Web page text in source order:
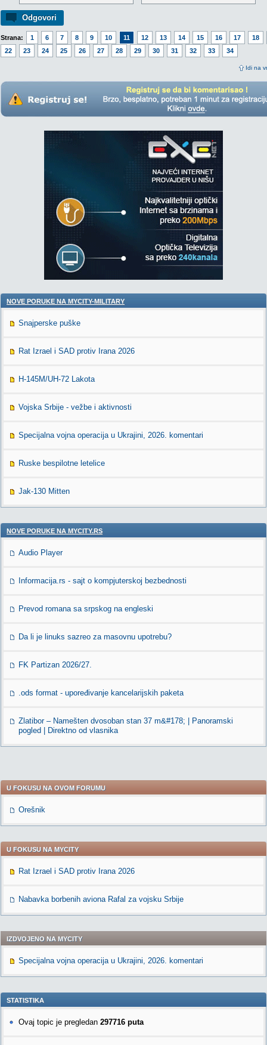
Odgovori
Strana: 1 6 7 8 9 10 11 12 13 14 15 16 17
18
22
23 24 25 26 27 28 29 30 31 32 33 34
Idi na
NOVE PORUKE NA MYCITY-MILITARY
Snajperske puške
Rat Izrael i SAD protiv Irana 2026
H-145M/UH-72 Lakota
Vojska Srbije - vežbe i aktivnosti
Specijalna vojna operacija u Ukrajini, 2026. komentari
Ruske bespilotne letelice
Jak-130 Mitten
NOVE PORUKE NA MYCITY.RS
Audio Player
Informacija.rs - sajt o kompjuterskoj bezbednosti
Prevod romana sa srpskog na engleski
Da li je linuks sazreo za masovnu upotrebu?
FK Partizan 2026/27.
.ods format - upoređivanje kancelarijskih paketa
Zlatibor – Namešten dvosoban stan 37 m&#178; | Panoramski
pogled | Direktno od vlasnika
U FOKUSU NA OVOM FORUMU
Orešnik
U FOKUSU NA MYCITY
Rat Izrael i SAD protiv Irana 2026
Nabavka borbenih aviona Rafal za vojsku Srbije
IZDVOJENO NA MYCITY
Specijalna vojna operacija u Ukrajini, 2026. komentari
STATISTIKA
Ovaj topic je pregledan 297716 puta